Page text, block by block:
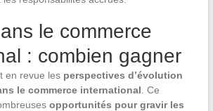
le commerce
: combien gagner
en revue les perspectives d’évolution
le commerce international . Ce
opportunités pour gravir les